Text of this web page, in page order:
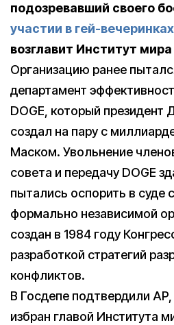
подозревавший своего
участии в гей-вечеринках
возглавит Институт
Организацию ранее
департамент
DOGE, который президент
создал на пару с
Маском. Увольнение
совета и передачу DOGE
пытались оспорить в суде
формально независимой
создан в 1984 году
разработкой стратегий
конфликтов.
В Госдепе подтвердили
избран главой Института